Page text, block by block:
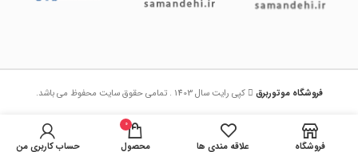
فروشگاه موتوربرق کپی رایت سال 1403 . تمامی حقوق سایت محفوظ می باشد.
فروشگاه علاقه مندی ها
0
محصول حساب کاربری من